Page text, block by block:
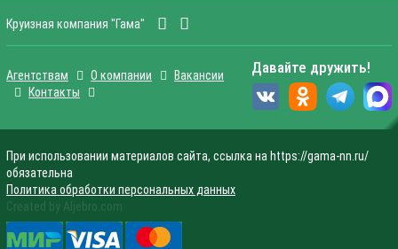
Круизная компания "Гама"
Агентствам О компании
Вакансии
Контакты
Давайте дружить!
При использовании материалов сайта, ссылка на https://gama-nn.ru/
обязательна
Политика обработки персональных данных
Created by Aljebro.com